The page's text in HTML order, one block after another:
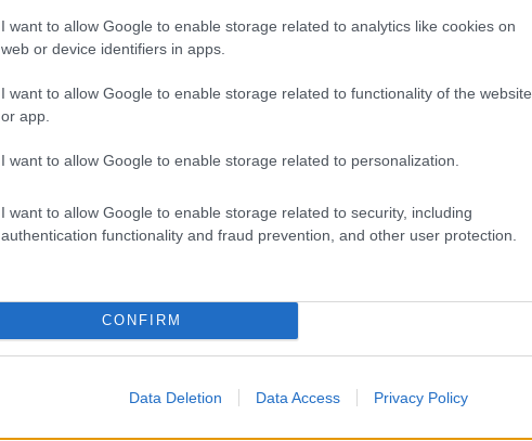
I want to allow Google to enable storage related to analytics like cookies on
web or device identifiers in apps.
I want to allow Google to enable storage related to functionality of the website
or app.
I want to allow Google to enable storage related to personalization.
I want to allow Google to enable storage related to security, including
authentication functionality and fraud prevention, and other user protection.
CONFIRM
Data Deletion Data Access Privacy Policy